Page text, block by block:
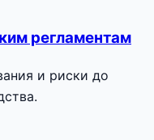
регламентам
и риски до